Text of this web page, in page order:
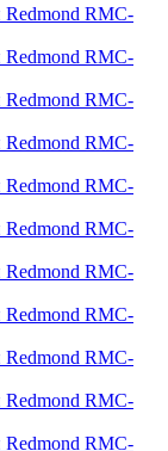
Redmond RMC-
Redmond RMC-
Redmond RMC-
Redmond RMC-
Redmond RMC-
Redmond RMC-
Redmond RMC-
Redmond RMC-
Redmond RMC-
Redmond RMC-
Redmond RMC-